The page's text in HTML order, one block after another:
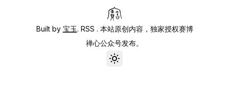
Built by 宝玉. RSS . 本站原创内容，独家授权赛博
禅心公众号发布。
Toggle theme